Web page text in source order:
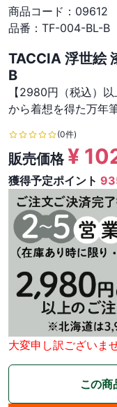
商品コード： 09612
品番： TF-004-BL-B
TACCIA 浮世絵
B
【2980円（税込）
から着想を得た万年
(0件)
販売価格¥
獲得予定ポイント
大変申し訳ございま
この商